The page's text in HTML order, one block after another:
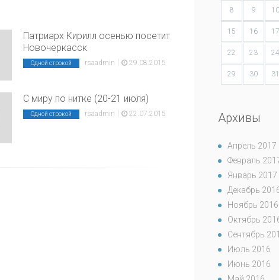
Патриарх Кирилл осенью посетит
Новочеркасск
Одной строкой rsaadmin 29.08.2015
С миру по нитке (20-21 июля)
Одной строкой rsaadmin 22.07.2015
8 9 10
15 16 17
22 23 24
29 30 31
Архивы
Апрель 2017
Февраль
Январь 2017
Декабрь
Ноябрь 2016
Октябрь
Сентябрь
Июль 2016
Июнь 2016